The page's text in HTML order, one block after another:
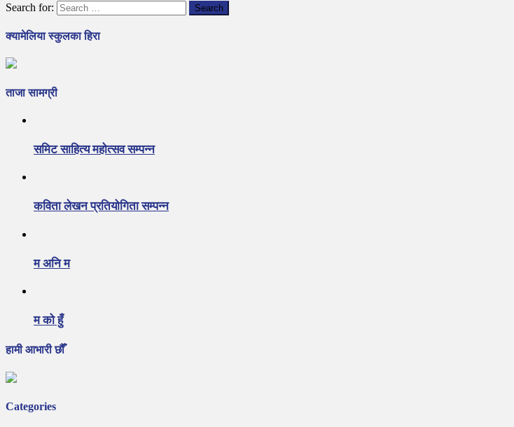
Search for:
क्यामेलिया स्कुलका हिरा
ताजा सामग्री
समिट साहित्य महोत्सव सम्पन्न
कविता लेखन प्रतियोगिता सम्पन्न
म अनि म
म को हुँ
हामी आभारी छौँ
Categories